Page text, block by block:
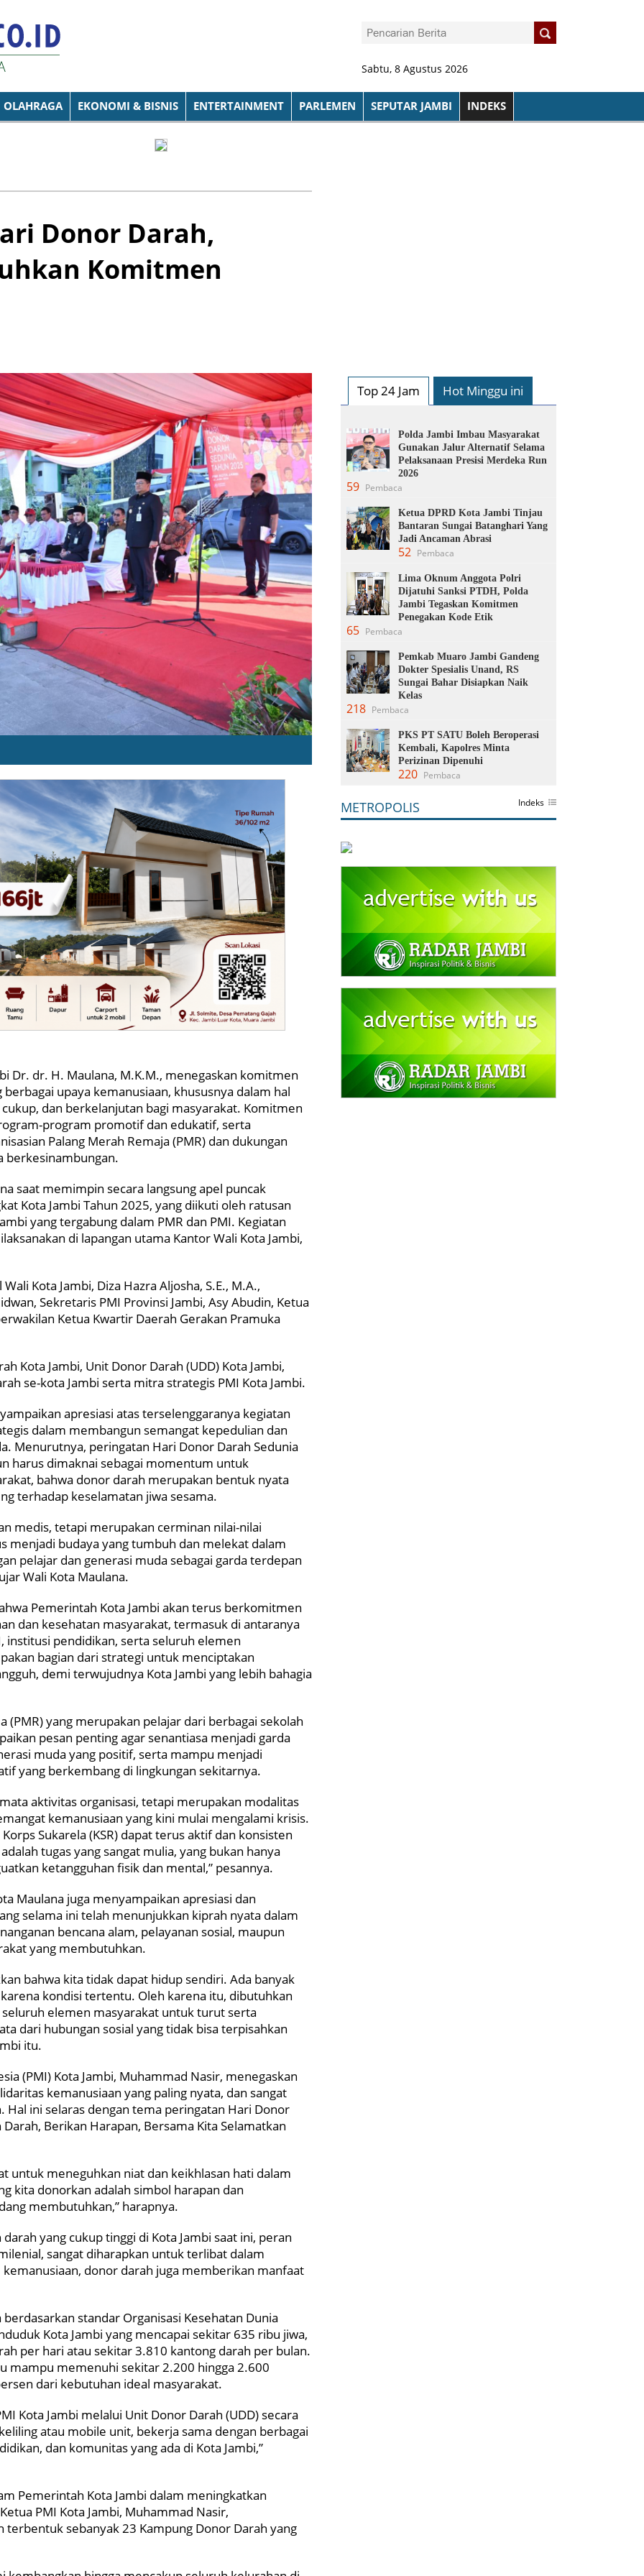
Sabtu, 8 Agustus 2026
OLAHRAGA EKONOMI & BISNIS ENTERTAINMENT PARLEMEN SEPUTAR JAMBI INDEKS
Donor Darah,
Komitmen
Dr. dr. H. Maulana, M.K.M., menegaskan komitmen
upaya kemanusiaan, khususnya dalam hal
dan berkelanjutan bagi masyarakat. Komitmen
program promotif dan edukatif, serta
Palang Merah Remaja (PMR) dan dukungan
berkesinambungan.
saat memimpin secara langsung apel puncak
Kota Jambi Tahun 2025, yang diikuti oleh ratusan
yang tergabung dalam PMR dan PMI. Kegiatan
di lapangan utama Kantor Wali Kota Jambi,
Kota Jambi, Diza Hazra Aljosha, S.E., M.A.,
Sekretaris PMI Provinsi Jambi, Asy Abudin, Ketua
Ketua Kwartir Daerah Gerakan Pramuka
Kota Jambi, Unit Donor Darah (UDD) Kota Jambi,
se-kota Jambi serta mitra strategis PMI Kota Jambi.
apresiasi atas terselenggaranya kegiatan
dalam membangun semangat kepedulian dan
Menurutnya, peringatan Hari Donor Darah Sedunia
harus dimaknai sebagai momentum untuk
bahwa donor darah merupakan bentuk nyata
terhadap keselamatan jiwa sesama.
medis, tetapi merupakan cerminan nilai-nilai
menjadi budaya yang tumbuh dan melekat dalam
pelajar dan generasi muda sebagai garda terdepan
Wali Kota Maulana.
Pemerintah Kota Jambi akan terus berkomitmen
dan kesehatan masyarakat, termasuk di antaranya
pendidikan, serta seluruh elemen
bagian dari strategi untuk menciptakan
demi terwujudnya Kota Jambi yang lebih bahagia
(PMR) yang merupakan pelajar dari berbagai sekolah
pesan penting agar senantiasa menjadi garda
muda yang positif, serta mampu menjadi
yang berkembang di lingkungan sekitarnya.
aktivitas organisasi, tetapi merupakan modalitas
kemanusiaan yang kini mulai mengalami krisis.
Sukarela (KSR) dapat terus aktif dan konsisten
tugas yang sangat mulia, yang bukan hanya
ketangguhan fisik dan mental,” pesannya.
Maulana juga menyampaikan apresiasi dan
selama ini telah menunjukkan kiprah nyata dalam
bencana alam, pelayanan sosial, maupun
yang membutuhkan.
bahwa kita tidak dapat hidup sendiri. Ada banyak
kondisi tertentu. Oleh karena itu, dibutuhkan
elemen masyarakat untuk turut serta
dari hubungan sosial yang tidak bisa terpisahkan
itu.
(PMI) Kota Jambi, Muhammad Nasir, menegaskan
kemanusiaan yang paling nyata, dan sangat
ini selaras dengan tema peringatan Hari Donor
Berikan Harapan, Bersama Kita Selamatkan
untuk meneguhkan niat dan keikhlasan hati dalam
kita donorkan adalah simbol harapan dan
membutuhkan,” harapnya.
yang cukup tinggi di Kota Jambi saat ini, peran
sangat diharapkan untuk terlibat dalam
donor darah juga memberikan manfaat
standar Organisasi Kesehatan Dunia
Kota Jambi yang mencapai sekitar 635 ribu jiwa,
per hari atau sekitar 3.810 kantong darah per bulan.
mampu memenuhi sekitar 2.200 hingga 2.600
dari kebutuhan ideal masyarakat.
Kota Jambi melalui Unit Donor Darah (UDD) secara
atau mobile unit, bekerja sama dengan berbagai
dan komunitas yang ada di Kota Jambi,”
Pemerintah Kota Jambi dalam meningkatkan
PMI Kota Jambi, Muhammad Nasir,
sebanyak 23 Kampung Donor Darah yang
Top 24 Jam Hot Minggu ini
Polda Jambi Imbau Masyarakat
Gunakan Jalur Alternatif Selama
Pelaksanaan Presisi Merdeka Run
2026
59 Pembaca
Ketua DPRD Kota Jambi Tinjau
Bantaran Sungai Batanghari Yang
Jadi Ancaman Abrasi
52 Pembaca
Lima Oknum Anggota Polri
Dijatuhi Sanksi PTDH, Polda
Jambi Tegaskan Komitmen
Penegakan Kode Etik
65 Pembaca
Pemkab Muaro Jambi Gandeng
Dokter Spesialis Unand, RS
Sungai Bahar Disiapkan Naik
Kelas
218 Pembaca
PKS PT SATU Boleh Beroperasi
Kembali, Kapolres Minta
Perizinan Dipenuhi
220 Pembaca
METROPOLIS Indeks